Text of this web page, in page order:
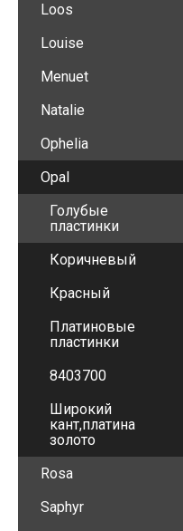
Loos
Louise
Menuet
Natalie
Ophelia
Opal
Голубые
пластинки
Коричневый
Красный
Платиновые
пластинки
8403700
Широкий
кант,платина
золото
Rosa
Saphyr